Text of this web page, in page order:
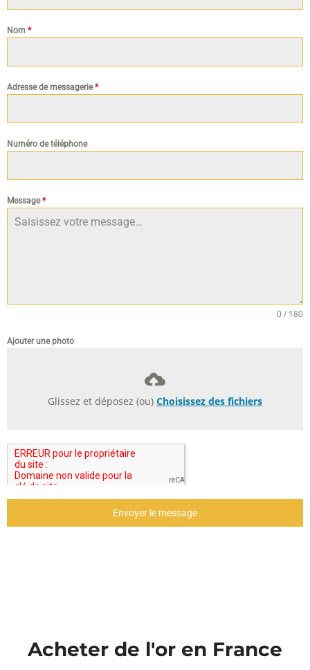
Nom *
Adresse de messagerie*
Numéro de téléphone
Message*
0 / 180
Ajouter une photo
Glissez et déposez (ou) Choisissez des fichiers
Envoyer le message
Acheter de l'or en France